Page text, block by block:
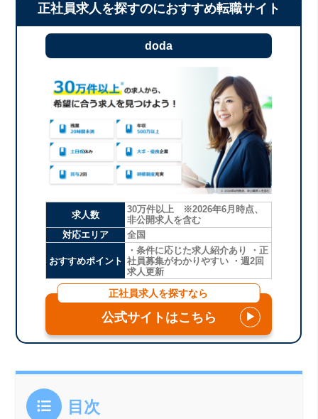
正社員求人を探すのにおすすめ転職サイト
doda
求人数
30万件以上 ※2026年6月時点、
非公開求人を含む
対応エリア
全国
おすすめポイント
・条件に応じた求人紹介あり ・正
社員募集がわかりやすい ・週2回
求人更新
正社員求人を探すなら
公式サイトはこちら ▶
目次